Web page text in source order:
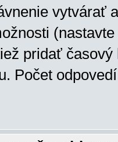
vytvárať
pridať
Počet